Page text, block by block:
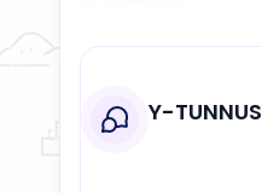
Y-TUNNUS